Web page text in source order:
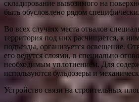
складирование вывозимого на
быть обусловлено рядом
Во всех случаях места отвалов
территория под них расчищается, к
подъезды, организуется освещение.
его ведутся слоями, в специально
необходимым уплотнением. Для
используются бульдозеры и
Устройство связи на строительных